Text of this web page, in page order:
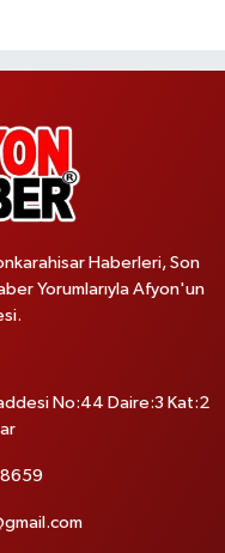
Haberleri, Son
Yorumlarıyla Afyon'un
No:44 Daire:3 Kat:2